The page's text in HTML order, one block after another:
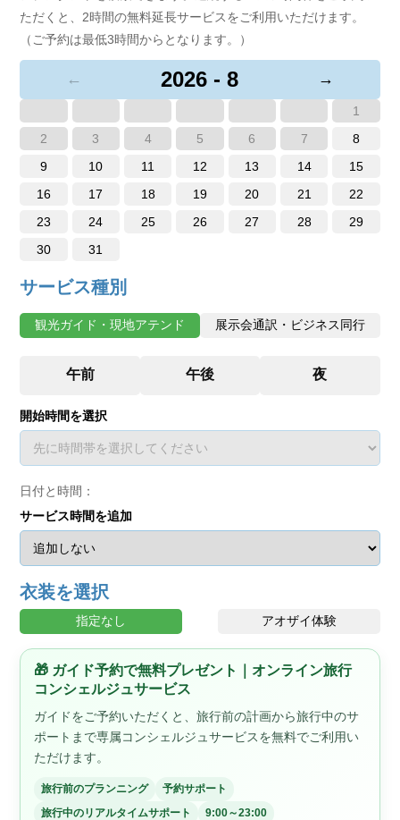
ただくと、2時間の無料延長サービスをご利用いただけます。
（ご予約は最低3時間からとなります。）
← 2026 - 8 →
1
2
3 4 5 6 7
8
9
10 11 12 13 14
15
16
17 18 19 20 21
22
23
24 25 26 27 28
29
30
31
サービス種別
観光ガイド・現地アテンド 展示会通訳・ビジネス同行
開始時間を選択
日付と時間：
サービス時間を追加
衣装を選択
指定なし アオザイ体験
🎁 ガイド予約で無料プレゼント｜オンライン旅行
コンシェルジュサービス
ガイドをご予約いただくと、旅行前の計画から旅行中のサ
ポートまで専属コンシェルジュサービスを無料でご利用い
ただけます。
旅行前のプランニング
予約サポート
旅行中のリアルタイムサポート
9:00～23:00